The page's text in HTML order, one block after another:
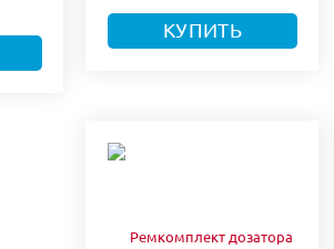
КУПИТЬ